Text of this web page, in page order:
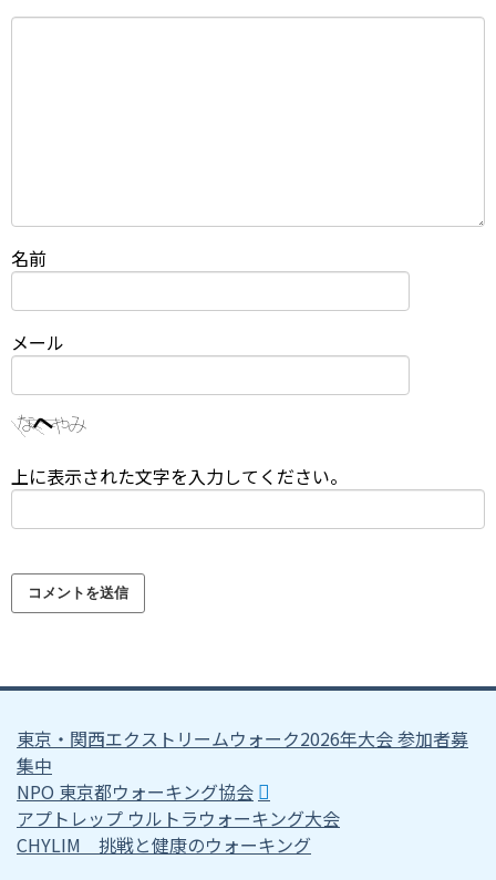
名前
メール
上に表示された文字を入力してください。
東京・関西エクストリームウォーク2026年大会 参加者募
集中
NPO 東京都ウォーキング協会
アプトレップ ウルトラウォーキング大会
CHYLIM 挑戦と健康のウォーキング